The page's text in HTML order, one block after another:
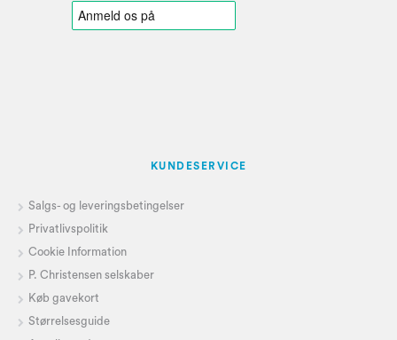
KUNDESERVICE
Salgs- og leveringsbetingelser
Privatlivspolitik
Cookie Information
P. Christensen selskaber
Køb gavekort
Størrelsesguide